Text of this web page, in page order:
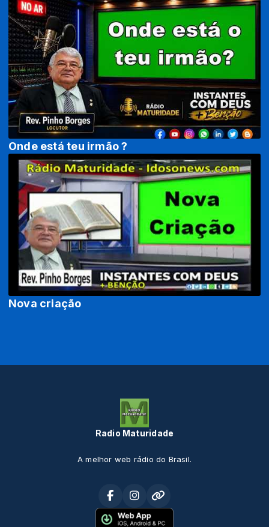
Onde está teu irmão ?
Nova criação
Radio Maturidade
A melhor web rádio do Brasil.